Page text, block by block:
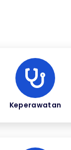
Keperawatan